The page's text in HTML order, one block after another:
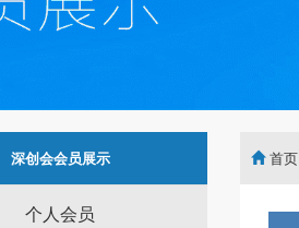
深创会会员展示
个人会员
首页